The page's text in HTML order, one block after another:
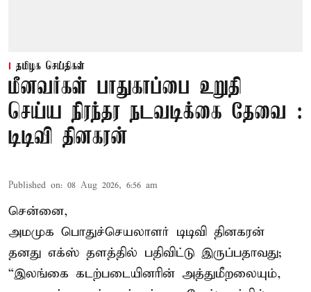
தமிழக செய்திகள்
மீனவர்கள் பாதுகாப்பை உறுதி
செய்ய நிரந்தர நடவடிக்கை தேவை :
டிடிவி தினகரன்
Published on: 08 Aug 2026, 6:56 am
சென்னை,
அமமுக பொதுச்செயலாளர் டிடிவி தினகரன்
தனது எக்ஸ் தளத்தில் பதிவிட்டு இருப்பதாவது;
“இலங்கை கடற்படையினரின் அத்துமீறலையும்,